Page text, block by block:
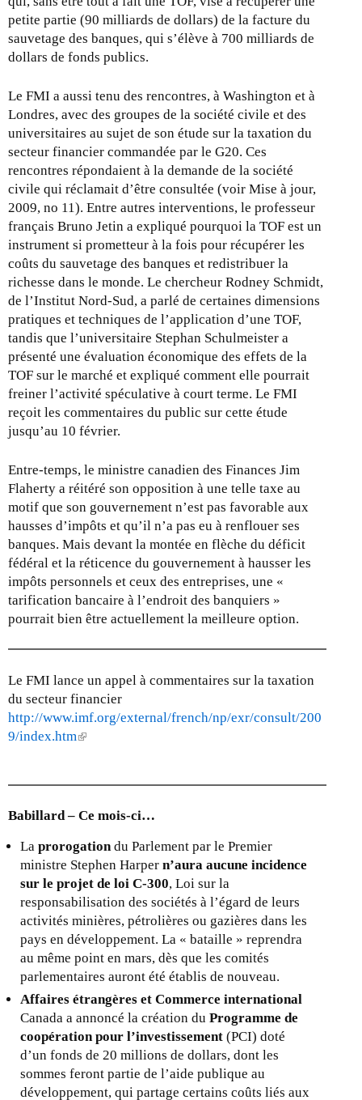
)
petite partie (90 milliards de dollars) de la facture du
sauvetage des banques, qui s’élève à 700 milliards de
dollars de fonds publics.
Le FMI a aussi tenu des rencontres, à Washington et à
Londres, avec des groupes de la société civile et des
universitaires au sujet de son étude sur la taxation du
secteur financier commandée par le G20. Ces
rencontres répondaient à la demande de la société
civile qui réclamait d’être consultée (voir Mise à jour,
2009, no 11). Entre autres interventions, le professeur
français Bruno Jetin a expliqué pourquoi la TOF est un
instrument si prometteur à la fois pour récupérer les
coûts du sauvetage des banques et redistribuer la
richesse dans le monde. Le chercheur Rodney Schmidt,
de l’Institut Nord-Sud, a parlé de certaines dimensions
pratiques et techniques de l’application d’une TOF,
tandis que l’universitaire Stephan Schulmeister a
présenté une évaluation économique des effets de la
TOF sur le marché et expliqué comment elle pourrait
freiner l’activité spéculative à court terme. Le FMI
reçoit les commentaires du public sur cette étude
jusqu’au 10 février.
Entre-temps, le ministre canadien des Finances Jim
Flaherty a réitéré son opposition à une telle taxe au
motif que son gouvernement n’est pas favorable aux
hausses d’impôts et qu’il n’a pas eu à renflouer ses
banques. Mais devant la montée en flèche du déficit
fédéral et la réticence du gouvernement à hausser les
impôts personnels et ceux des entreprises, une «
tarification bancaire à l’endroit des banquiers »
pourrait bien être actuellement la meilleure option.
Le FMI lance un appel à commentaires sur la taxation
du secteur financier
http://www.imf.org/external/french/np/exr/consult/200
9/index.htm(
k
s
e
x
t
e
r
n
a
l
)
Babillard – Ce mois-ci…
La prorogationdu Parlement par le Premier
ministre Stephen Harper n’aura aucune incidence
sur le projet de loi C-300, Loi sur la
responsabilisation des sociétés à l’égard de leurs
activités minières, pétrolières ou gazières dans les
pays en développement. La « bataille » reprendra
au même point en mars, dès que les comités
parlementaires auront été établis de nouveau.
Affaires étrangères et Commerce international
Canada a annoncé la création du Programme de
coopération pour l’investissement (PCI) doté
d’un fonds de 20 millions de dollars, dont les
sommes feront partie de l’aide publique au
développement, qui partage certains coûts liés aux